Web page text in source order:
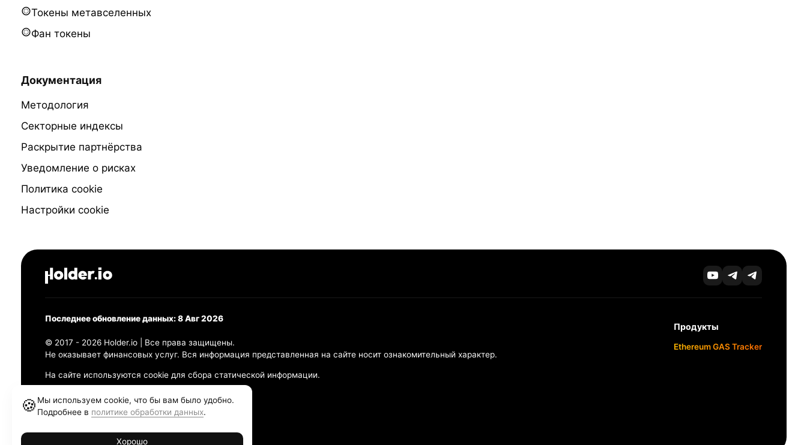
Токены метавселенных
Фан токены
Документация
Методология
Секторные индексы
Раскрытие партнёрства
Уведомление о рисках
Политика cookie
Настройки cookie
Последнее обновление данных: 8 Авг 2026
© 2017 - 2026 Holder.io | Все права защищены.
Не оказывает финансовых услуг. Вся информация представленная на сайте носит ознакомительный характер.
На сайте используются cookie для сбора статической информации.
Политика конфиденциальности
Правила использования
🍪 Мы используем cookie, что бы вам было удобно.
Подробнее в политике обработки данных.
Хорошо
Продукты
Ethereum GAS Tracker